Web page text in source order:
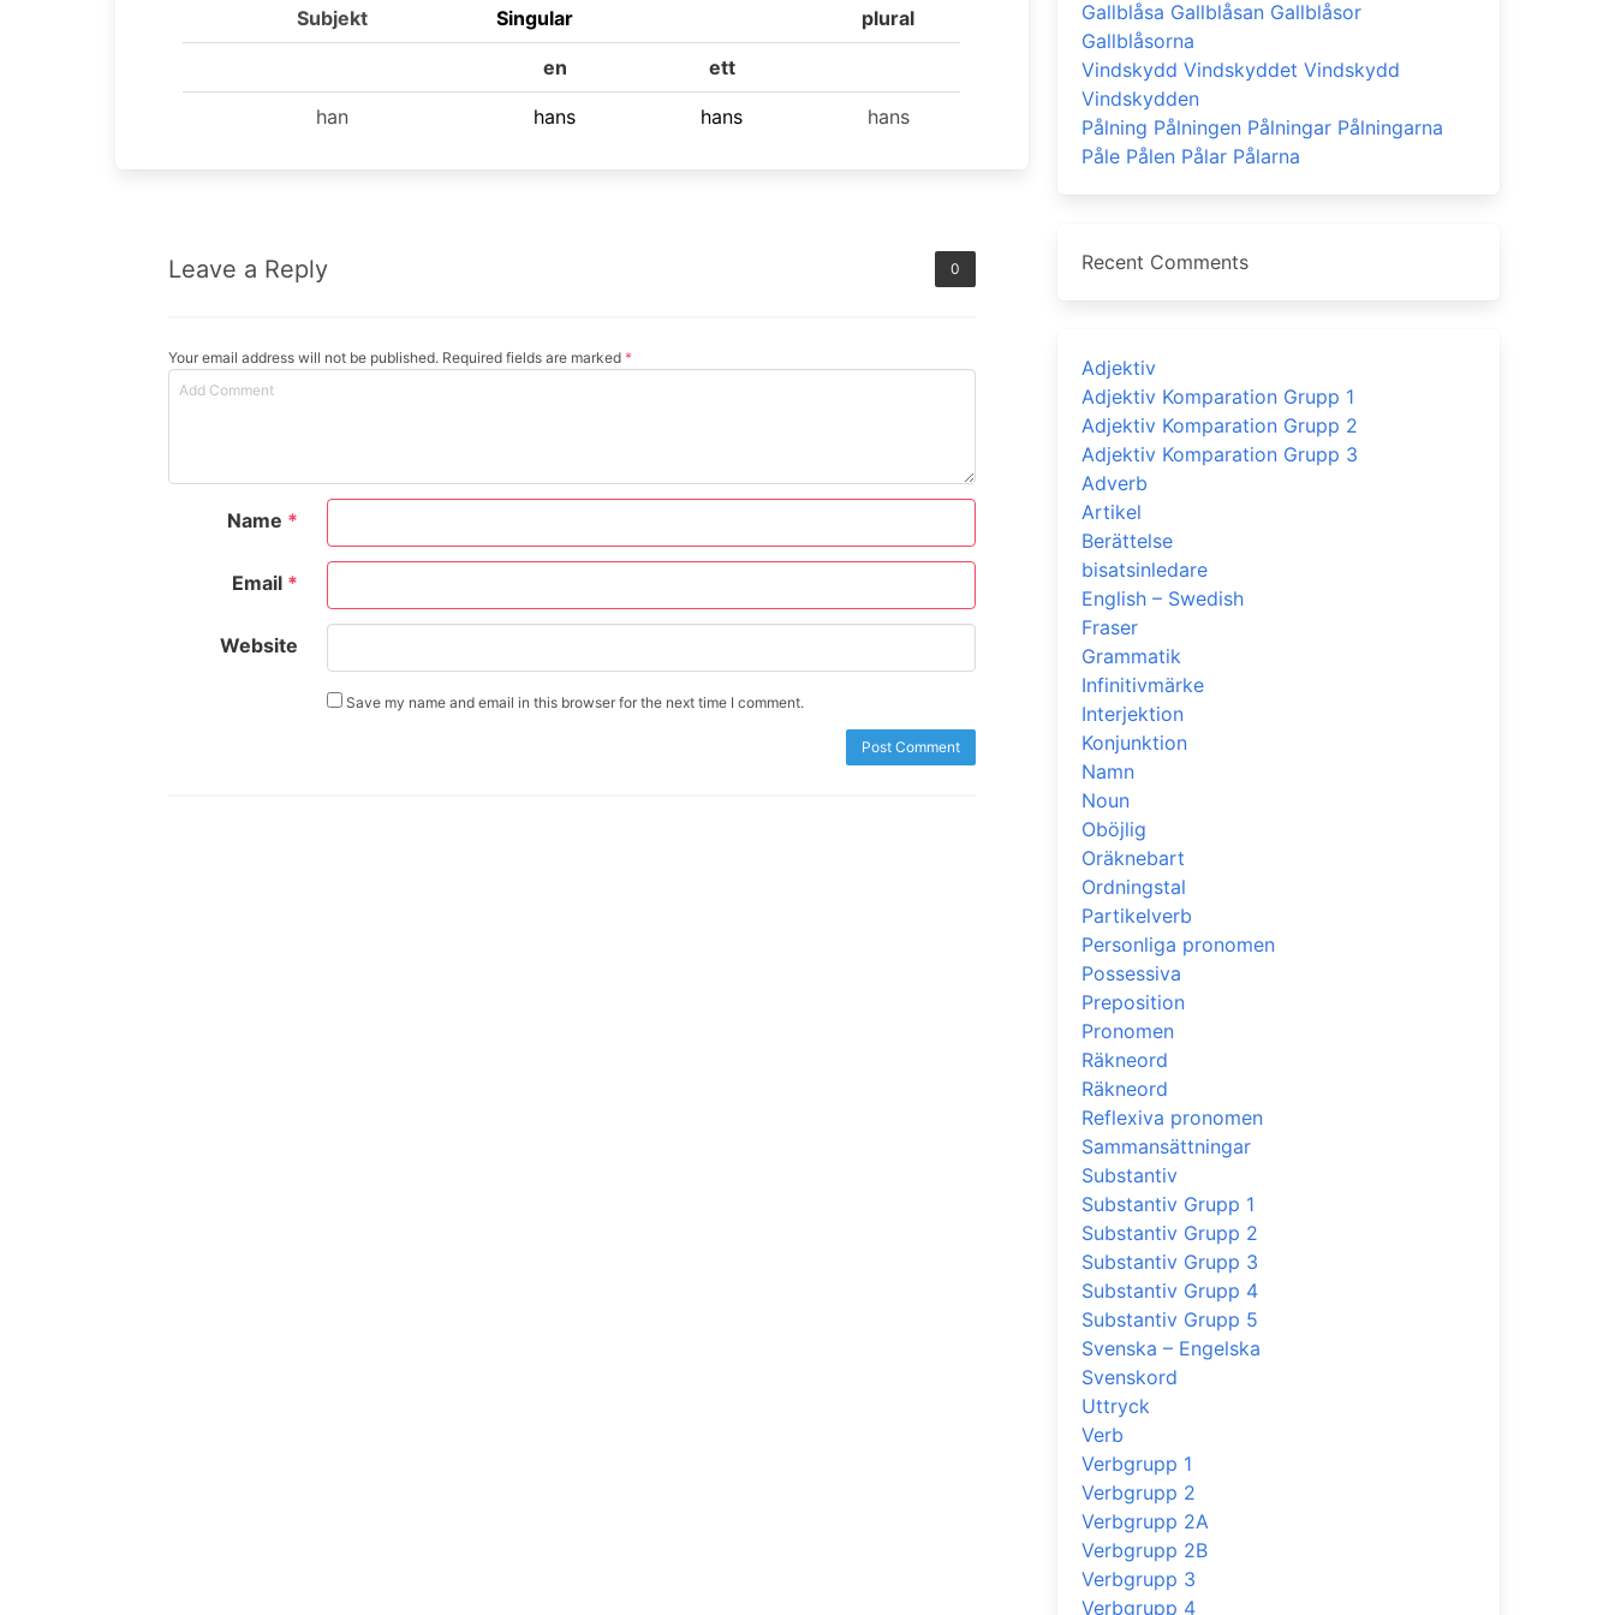
Subjekt Singular plural
en ett
han hans hans hans
Leave a Reply 0
Your email address will not be published. Required fields are marked *
Name *
Email *
Website
Save my name and email in this browser for the next time I comment.
Gallblåsa Gallblåsan Gallblåsor
Gallblåsorna
Vindskydd Vindskyddet Vindskydd
Vindskydden
Pålning Pålningen Pålningar Pålningarna
Påle Pålen Pålar Pålarna
Recent Comments
Adjektiv
Adjektiv Komparation Grupp 1
Adjektiv Komparation Grupp 2
Adjektiv Komparation Grupp 3
Adverb
Artikel
Berättelse
bisatsinledare
English – Swedish
Fraser
Grammatik
Infinitivmärke
Interjektion
Konjunktion
Namn
Noun
Oböjlig
Oräknebart
Ordningstal
Partikelverb
Personliga pronomen
Possessiva
Preposition
Pronomen
Räkneord
Räkneord
Reflexiva pronomen
Sammansättningar
Substantiv
Substantiv Grupp 1
Substantiv Grupp 2
Substantiv Grupp 3
Substantiv Grupp 4
Substantiv Grupp 5
Svenska – Engelska
Svenskord
Uttryck
Verb
Verbgrupp 1
Verbgrupp 2
Verbgrupp 2A
Verbgrupp 2B
Verbgrupp 3
Verbgrupp 4